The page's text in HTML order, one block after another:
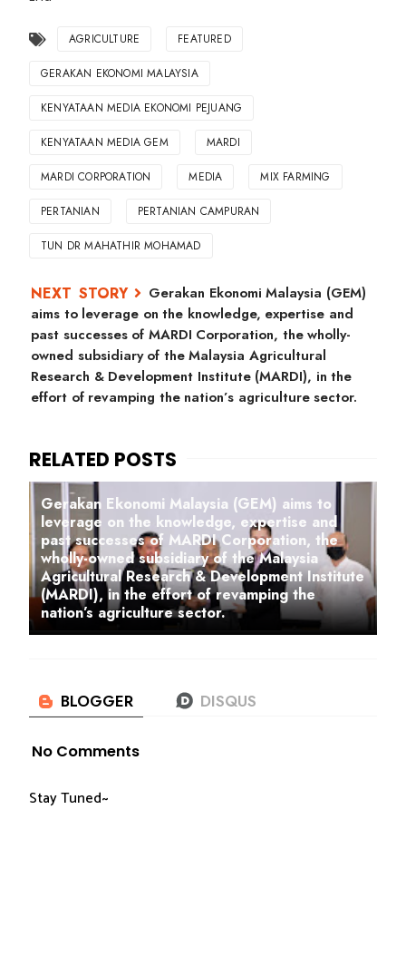
AGRICULTURE FEATURED
GERAKAN EKONOMI MALAYSIA
KENYATAAN MEDIA EKONOMI PEJUANG
KENYATAAN MEDIA GEM MARDI
MARDI CORPORATION MEDIA MIX FARMING
PERTANIAN PERTANIAN CAMPURAN
TUN DR MAHATHIR MOHAMAD
Gerakan Ekonomi Malaysia (GEM)
aims to leverage on the knowledge, expertise and
past successes of MARDI Corporation, the wholly-
owned subsidiary of the Malaysia Agricultural
Research & Development Institute (MARDI), in the
effort of revamping the nation’s agriculture sector.
Gerakan Ekonomi Malaysia (GEM) aims to
leverage on the knowledge, expertise and
past successes of MARDI Corporation, the
wholly-owned subsidiary of the Malaysia
Agricultural Research & Development Institute
(MARDI), in the effort of revamping the
nation’s agriculture sector.
No Comments
Stay Tuned~